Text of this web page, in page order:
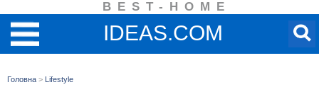
BEST-HOME
IDEAS.COM
Головна > Lifestyle